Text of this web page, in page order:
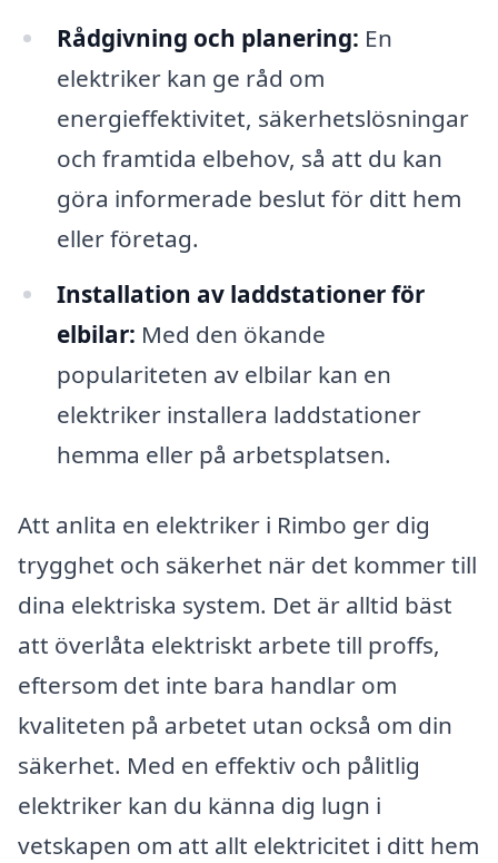
Rådgivning och planering: En
elektriker kan ge råd om
energieffektivitet, säkerhetslösningar
och framtida elbehov, så att du kan
göra informerade beslut för ditt hem
eller företag.
Installation av laddstationer för
elbilar: Med den ökande
populariteten av elbilar kan en
elektriker installera laddstationer
hemma eller på arbetsplatsen.
Att anlita en elektriker i Rimbo ger dig
trygghet och säkerhet när det kommer till
dina elektriska system. Det är alltid bäst
att överlåta elektriskt arbete till proffs,
eftersom det inte bara handlar om
kvaliteten på arbetet utan också om din
säkerhet. Med en effektiv och pålitlig
elektriker kan du känna dig lugn i
vetskapen om att allt elektricitet i ditt hem